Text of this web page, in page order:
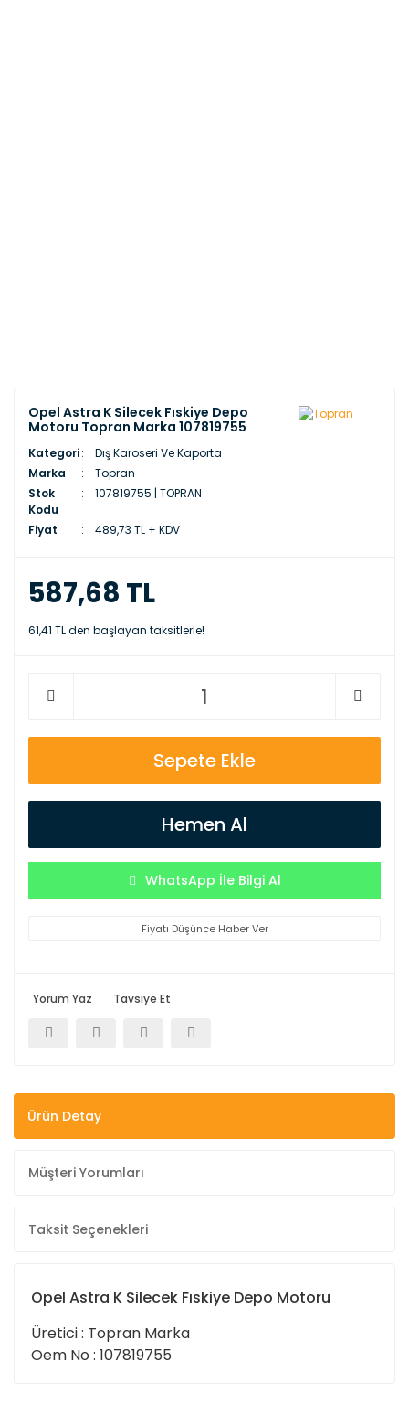
Opel Astra K Silecek Fıskiye Depo
Motoru Topran Marka 107819755
Kategori
Dış Karoseri Ve Kaporta
Marka
Topran
Stok
Kodu
107819755 | TOPRAN
Fiyat 489,73 TL + KDV
587,68 TL
61,41 TL den başlayan taksitlerle!
Sepete Ekle
Hemen Al
WhatsApp İle Bilgi Al
Fiyatı Düşünce Haber Ver
Yorum Yaz Tavsiye Et
Ürün Detay
Müşteri Yorumları
Taksit Seçenekleri
Opel Astra K Silecek Fıskiye Depo Motoru
Üretici : Topran Marka
Oem No : 107819755